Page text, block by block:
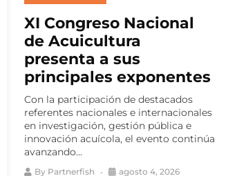
Consejo del Salmón
presenta nuevo
Reporte de Impacto
Sostenible y consolida
seis años de medición
continua
El sexto Reporte de Impacto Sostenible
reúne más de 140 indicadores y da